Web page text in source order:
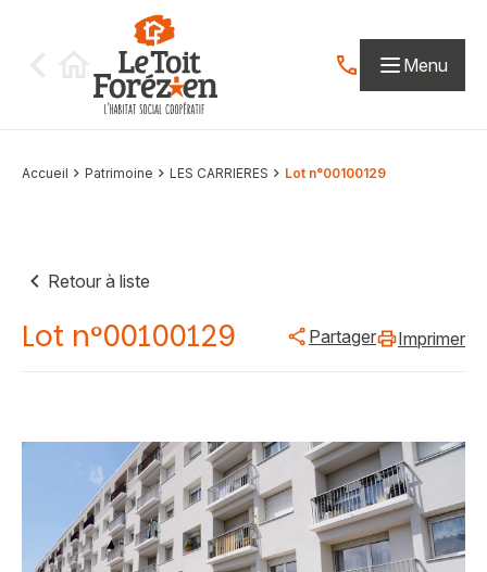
Contactez-nous
Menu
Accueil Patrimoine LES CARRIERES Lot n°00100129
Retour à liste
Lot n°00100129 Partager Imprimer